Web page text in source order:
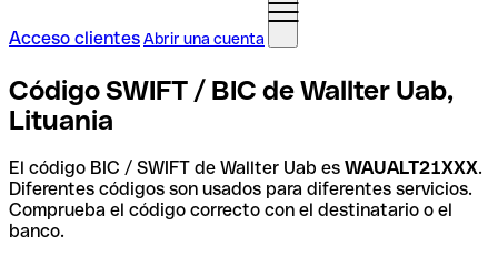
Acceso clientesAbrir una cuenta
Código SWIFT / BIC de Wallter Uab,
Lituania
El código BIC / SWIFT de Wallter Uab es WAUALT21XXX.
Diferentes códigos son usados para diferentes servicios.
Comprueba el código correcto con el destinatario o el
banco.